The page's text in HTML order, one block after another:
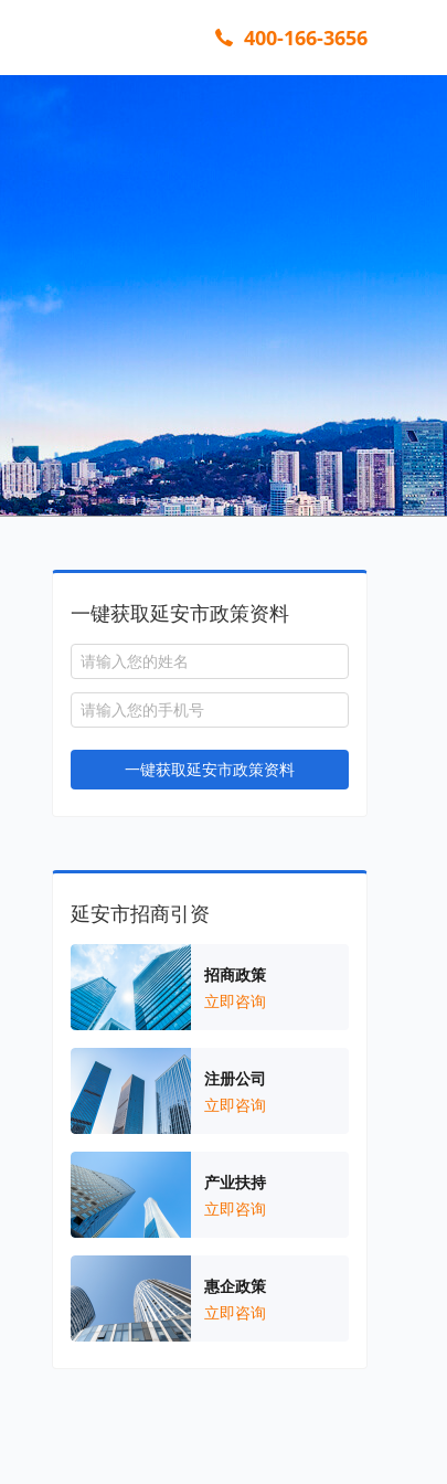
400-166-3656
一键获取延安市政策资料
一键获取延安市政策资料
延安市招商引资
招商政策
立即咨询
注册公司
立即咨询
产业扶持
立即咨询
惠企政策
立即咨询